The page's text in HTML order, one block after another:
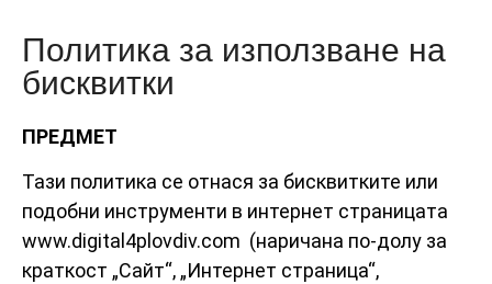
Политика за използване на
бисквитки
ПРЕДМЕТ
Тази политика се отнася за бисквитките или
подобни инструменти в интернет страницата
www.digital4plovdiv.com (наричанa по-долу за
краткост „Сайт“, „Интернет страница“,